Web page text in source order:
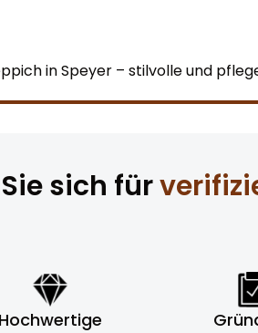
in Speyer – stilvolle und
sich für
Hochwertige